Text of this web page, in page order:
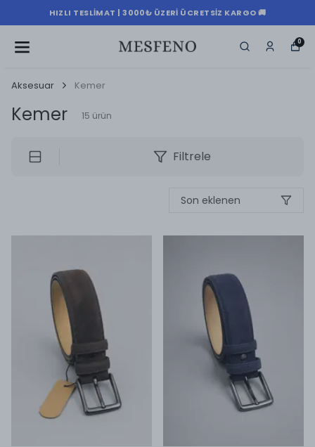
HIZLI TESLIMAT | 3000₺ ÜZERI ÜCRETSIZ KARGO 🚚
0
Aksesuar Kemer
Kemer 15 ürün
Filtrele
Son eklenen